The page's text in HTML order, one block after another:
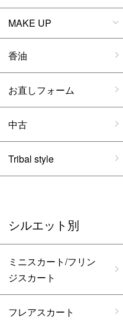
MAKE UP
香油
お直しフォーム
中古
Tribal style
シルエット別
ミニスカート/フリン
ジスカート
フレアスカート